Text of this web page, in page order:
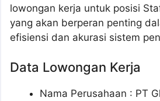
lowongan kerja untuk posisi
yang akan berperan penting
efisiensi dan akurasi sistem
Data Lowongan Kerja
Nama Perusahaan : PT